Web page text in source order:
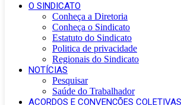
O SINDICATO
Conheça a Diretoria
Conheça o Sindicato
Estatuto do Sindicato
Politica de privacidade
Regionais do Sindicato
NOTÍCIAS
Pesquisar
Saúde do Trabalhador
ACORDOS E CONVENÇÕES COLETIVAS